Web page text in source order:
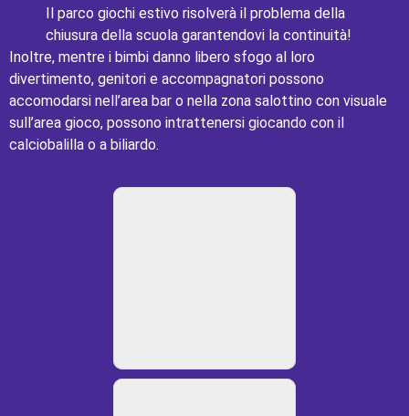
Il parco giochi estivo risolverà il problema della
chiusura della scuola garantendovi la continuità!
Inoltre, mentre i bimbi danno libero sfogo al loro
divertimento, genitori e accompagnatori possono
accomodarsi nell’area bar o nella zona salottino con visuale
sull’area gioco, possono intrattenersi giocando con il
calciobalilla o a biliardo.